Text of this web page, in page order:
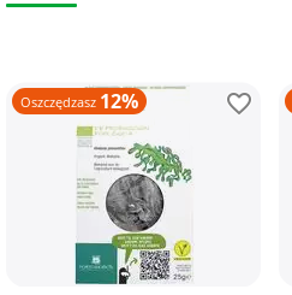
Oszczędzasz 12%